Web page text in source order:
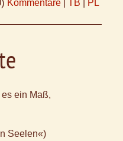
Kommentare TB PL
ein Maß,
Seelen«)